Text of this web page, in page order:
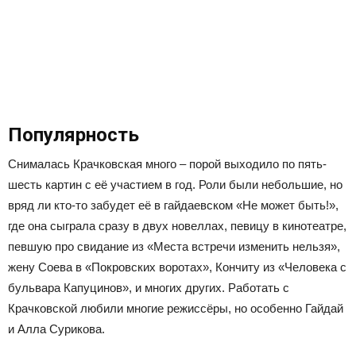
Популярность
Снималась Крачковская много – порой выходило по пять-
шесть картин с её участием в год. Роли были небольшие, но
вряд ли кто-то забудет её в гайдаевском «Не может быть!»,
где она сыграла сразу в двух новеллах, певицу в кинотеатре,
певшую про свидание из «Места встречи изменить нельзя»,
жену Соева в «Покровских воротах», Кончиту из «Человека с
бульвара Капуцинов», и многих других. Работать с
Крачковской любили многие режиссёры, но особенно Гайдай
и Алла Сурикова.